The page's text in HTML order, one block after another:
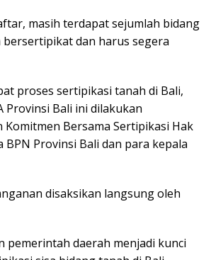
masih terdapat sejumlah bidang
dan harus segera
proses sertipikasi tanah di Bali,
Provinsi Bali ini dilakukan
Komitmen Bersama Sertipikasi Hak
BPN Provinsi Bali dan para kepala
disaksikan langsung oleh
pemerintah daerah menjadi kunci